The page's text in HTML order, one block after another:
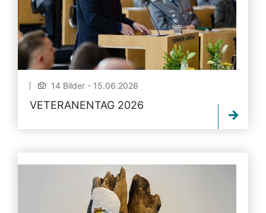
14 Bilder - 15.06.2026
VETERANENTAG 2026